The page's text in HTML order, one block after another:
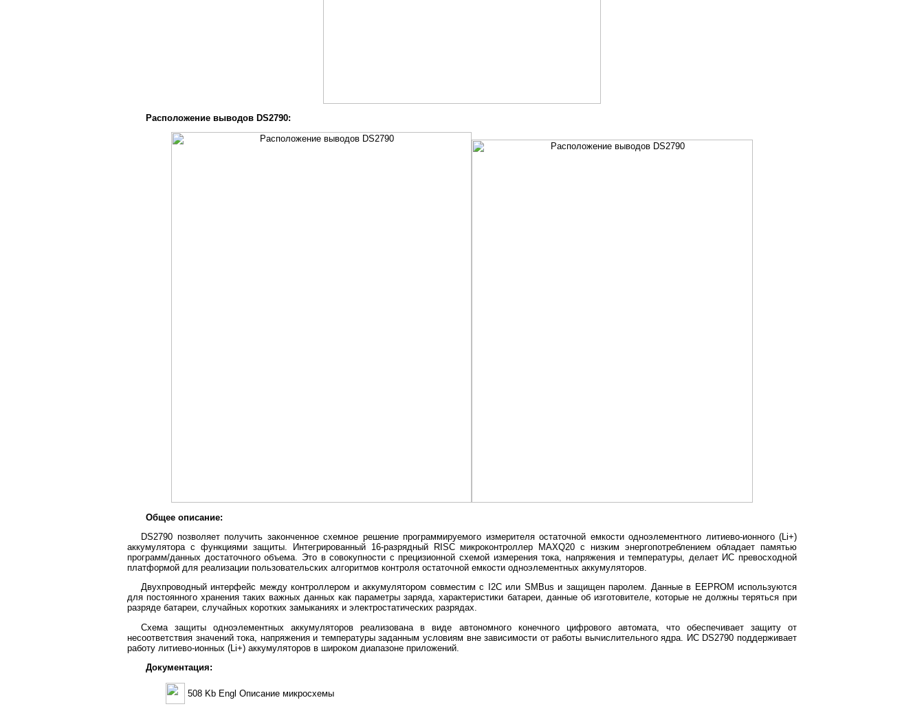
Расположение выводов DS2790:
Общее описание:
DS2790 позволяет получить законченное схемное решение программируемого измерителя остаточной емкости одноэлементного литиево-ионного (Li+)
аккумулятора с функциями защиты. Интегрированный 16-разрядный RISC микроконтроллер MAXQ20 с низким энергопотреблением обладает памятью
программ/данных достаточного объема. Это в совокупности с прецизионной схемой измерения тока, напряжения и температуры, делает ИС превосходной
платформой для реализации пользовательских алгоритмов контроля остаточной емкости одноэлементных аккумуляторов.
Двухпроводный интерфейс между контроллером и аккумулятором совместим с I2C или SMBus и защищен паролем. Данные в EEPROM используются
для постоянного хранения таких важных данных как параметры заряда, характеристики батареи, данные об изготовителе, которые не должны теряться при
разряде батареи, случайных коротких замыканиях и электростатических разрядах.
Схема защиты одноэлементных аккумуляторов реализована в виде автономного конечного цифрового автомата, что обеспечивает защиту от
несоответствия значений тока, напряжения и температуры заданным условиям вне зависимости от работы вычислительного ядра. ИС DS2790 поддерживает
работу литиево-ионных (Li+) аккумуляторов в широком диапазоне приложений.
Документация:
508 Kb Engl Описание микросхемы